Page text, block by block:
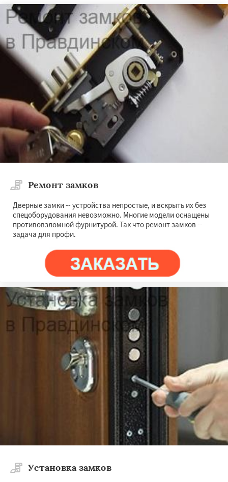
Ремонт замков
Дверные замки -- устройства непростые, и вскрыть их без
спецоборудования невозможно. Многие модели оснащены
противовзломной фурнитурой. Так что ремонт замков --
задача для профи.
Установка замков